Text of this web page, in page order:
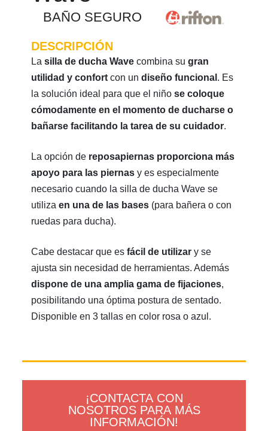
BAÑO SEGURO
DESCRIPCIÓN
Lasilla de ducha Wave combina sugran
utilidad y confort con undiseño funcional . Es
la solución ideal para que el niñose coloque
cómodamente en el momento de ducharse o
bañarse facilitando la tarea de su cuidador.
La opción de reposapiernas proporciona más
apoyo para las piernasy es especialmente
necesario cuando la silla de ducha Wave se
utilizaen una de las bases (para bañera o con
ruedas para ducha).
Cabe destacar que esfácil de utilizar y se
ajusta sin necesidad de herramientas. Además
dispone de una amplia gama de fijaciones,
posibilitando una óptima postura de sentado.
Disponible en 3 tallas en color rosa o azul.
¡CONTACTA CON
NOSOTROS PARA MÁS
INFORMACIÓN!